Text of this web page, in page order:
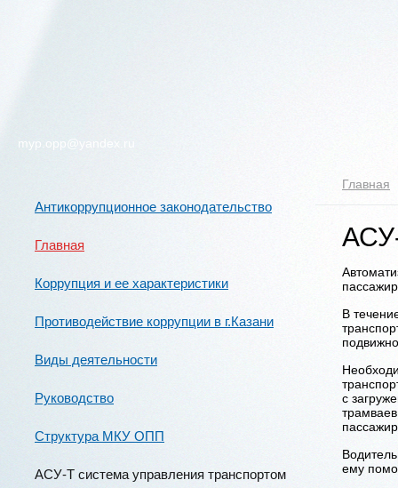
myp.opp@yandex.ru
Главная
В
с
ему
Антикоррупционное законодательство
Главная
Коррупция и ее характеристики
Противодействие коррупции в г.Казани
Виды деятельности
Руководство
Структура МКУ ОПП
АСУ-Т система управления транспортом